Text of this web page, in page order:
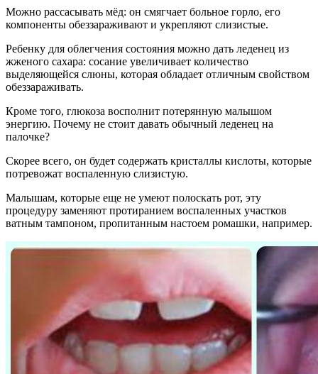
Можно рассасывать мёд: он смягчает больное горло, его
компоненты обеззараживают и укрепляют слизистые.
Ребенку для облегчения состояния можно дать леденец из
жженого сахара: сосание увеличивает количество
выделяющейся слюны, которая обладает отличным свойством
обеззараживать.
Кроме того, глюкоза восполнит потерянную малышом
энергию. Почему не стоит давать обычный леденец на
палочке?
Скорее всего, он будет содержать кристаллы кислоты, которые
потревожат воспаленную слизистую.
Малышам, которые еще не умеют полоскать рот, эту
процедуру заменяют протиранием воспаленных участков
ватным тампоном, пропитанным настоем ромашки, например.